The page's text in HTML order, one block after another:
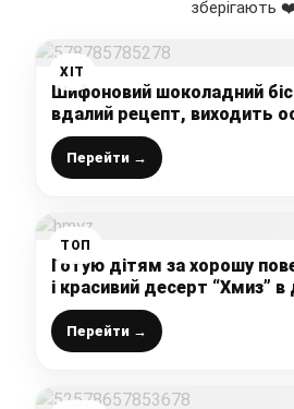
зберігають
ХІТ
Шифоновий шоколадний
вдалий рецепт, виходить
повітряним, пухким,
тане в роті (підходить до
крему)
Перейти →
ТОП
Готую дітям за хорошу
і красивий десерт “Хмиз”
умовах, так ви його ще не
даремно
Перейти →